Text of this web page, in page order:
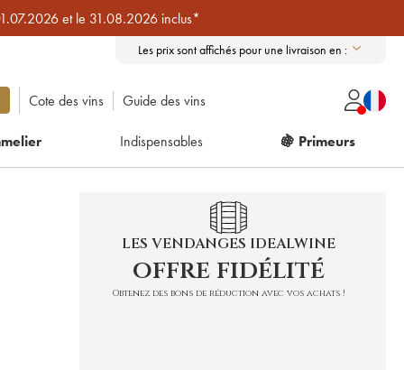
et le 31.08.2026 inclus*
Les prix sont affichés pour une livraison en :
Cote des vins Guide des vins
Indispensables 🍇 Primeurs
LES VENDANGES IDEALWINE
offre fidélité
Obtenez des bons de réduction avec vos achats !